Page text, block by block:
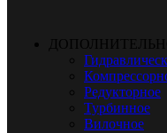
Редукторное
Турбинное
Вилочное